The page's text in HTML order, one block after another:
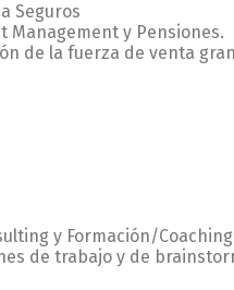
Seguros
Management y Pensiones.
de la fuerza de venta
y Formación/
de trabajo y de